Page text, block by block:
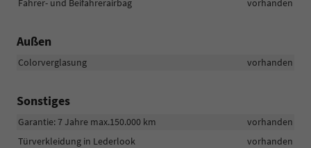
Fahrer- und Beifahrerairbag vorhanden
Außen
Colorverglasung vorhanden
Sonstiges
Garantie: 7 Jahre max.150.000 km
vorhanden
Türverkleidung in Lederlook
vorhanden